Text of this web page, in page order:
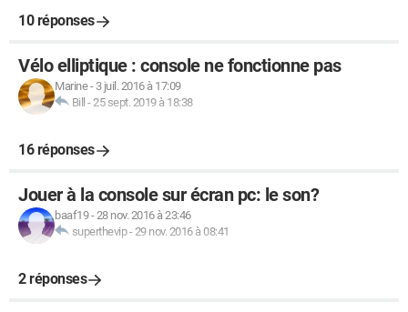
10 réponses
Vélo elliptique : console ne fonctionne pas
Marine- 3 juil. 2016 à 17:09
Bill -25 sept. 2019 à 18:38
16 réponses
Jouer à la console sur écran pc: le son?
baaf19-28 nov. 2016 à 23:46
superthevip-29 nov. 2016 à 08:41
2 réponses